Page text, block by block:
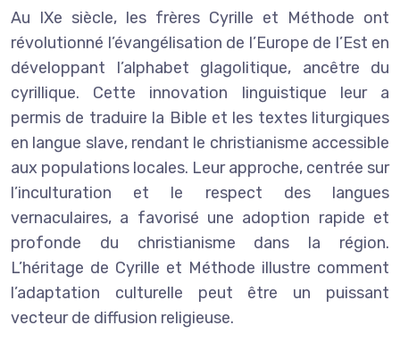
Au IXe siècle, les frères Cyrille et Méthode ont
révolutionné l’évangélisation de l’Europe de l’Est en
développant l’alphabet glagolitique, ancêtre du
cyrillique. Cette innovation linguistique leur a
permis de traduire la Bible et les textes liturgiques
en langue slave, rendant le christianisme accessible
aux populations locales. Leur approche, centrée sur
l’inculturation et le respect des langues
vernaculaires, a favorisé une adoption rapide et
profonde du christianisme dans la région.
L’héritage de Cyrille et Méthode illustre comment
l’adaptation culturelle peut être un puissant
vecteur de diffusion religieuse.